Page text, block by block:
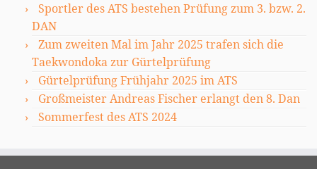
Sportler des ATS bestehen Prüfung zum 3. bzw. 2.
DAN
Zum zweiten Mal im Jahr 2025 trafen sich die
Taekwondoka zur Gürtelprüfung
Gürtelprüfung Frühjahr 2025 im ATS
Großmeister Andreas Fischer erlangt den 8. Dan
Sommerfest des ATS 2024